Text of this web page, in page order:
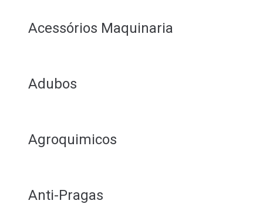
Acessórios Maquinaria
Adubos
Agroquimicos
Anti-Pragas